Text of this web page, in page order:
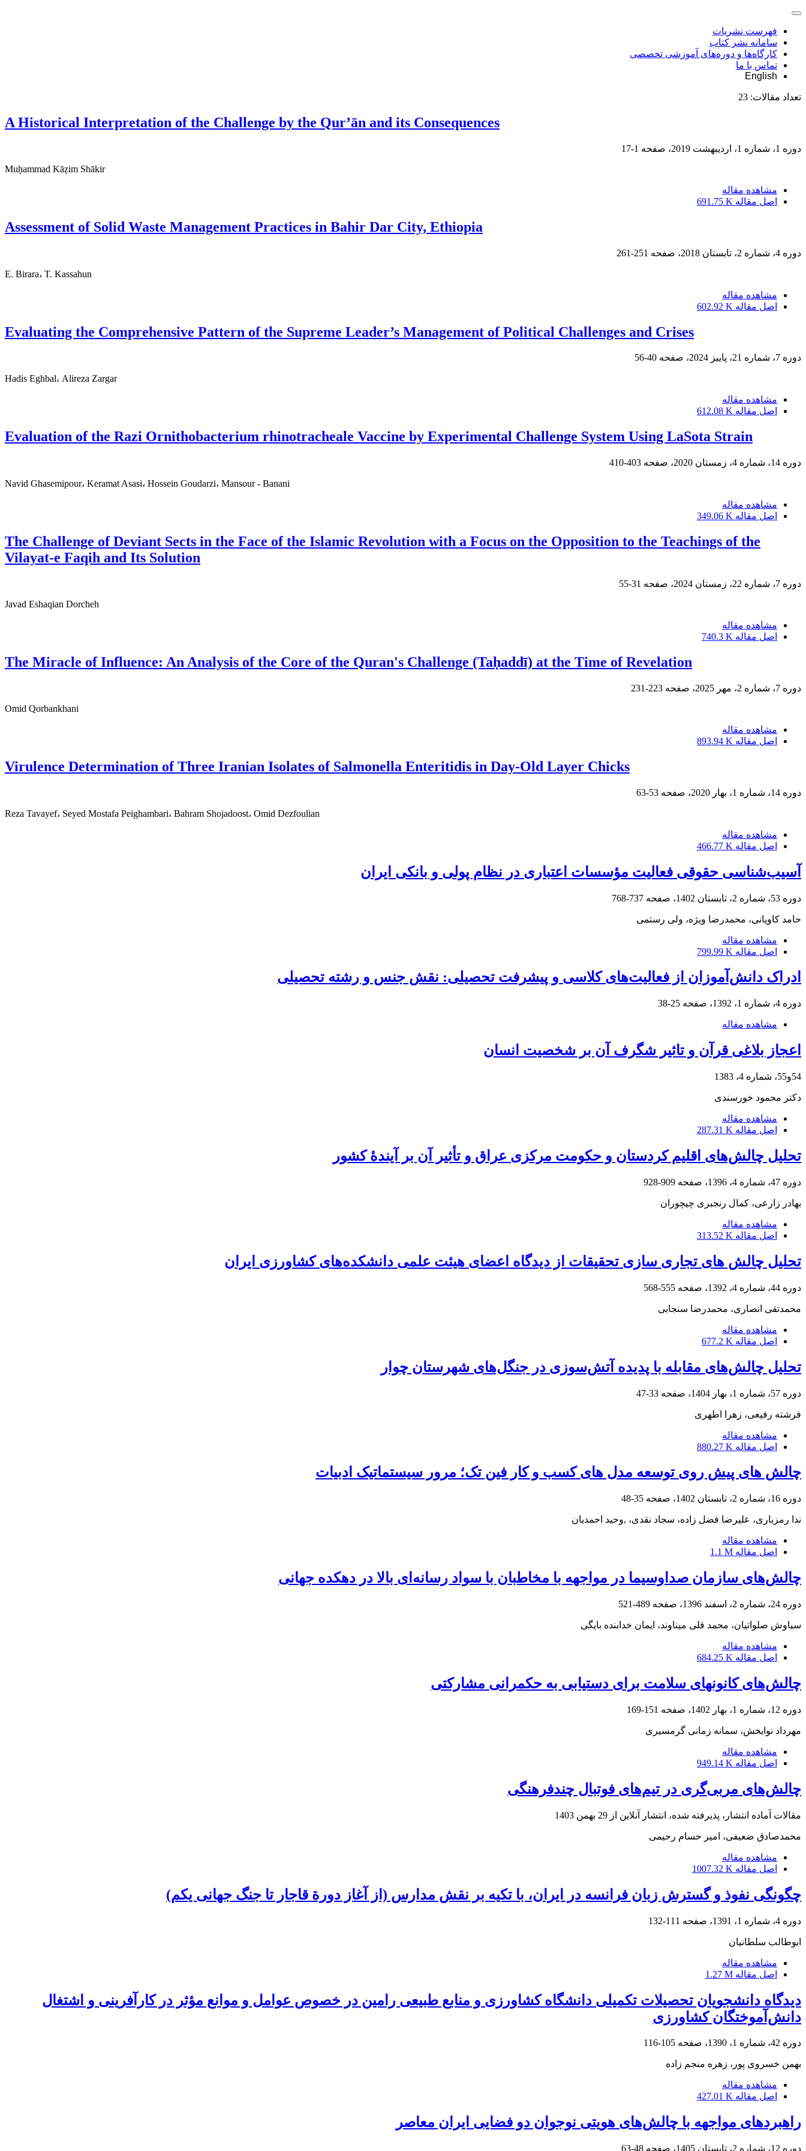
فهرست نشریات
سامانه نشر کتاب
کارگاه‌ها و دوره‌های آموزشی تخصصی
تماس با ما
English
تعداد مقالات: 23
A Historical Interpretation of the Challenge by the Qur’ān and its Consequences
دوره 1، شماره 1، اردیبهشت 2019، صفحه
1-17
Muḥammad Kāẓim Shākir
مشاهده مقاله
اصل مقاله 691.75 K
Assessment of Solid Waste Management Practices in Bahir Dar City, Ethiopia
دوره 4، شماره 2، تابستان 2018، صفحه 251-261
E. Birara، T. Kassahun
مشاهده مقاله
اصل مقاله 602.92 K
Evaluating the Comprehensive Pattern of the Supreme Leader’s Management of Political Challenges and Crises
دوره 7، شماره 21، پاییز 2024، صفحه 40-56
Hadis Eghbal، Alireza Zargar
مشاهده مقاله
اصل مقاله 612.08 K
Evaluation of the Razi Ornithobacterium rhinotracheale Vaccine by Experimental Challenge System Using LaSota Strain
دوره 14، شماره 4، زمستان 2020، صفحه 403-410
Navid Ghasemipour، Keramat Asasi، Hossein Goudarzi، Mansour - Banani
مشاهده مقاله
اصل مقاله 349.06 K
The Challenge of Deviant Sects in the Face of the Islamic Revolution with a Focus on the Opposition to the Teachings of the
Vilayat-e Faqih and Its Solution
دوره 7، شماره 22، زمستان 2024، صفحه
31-55
Javad Eshaqian Dorcheh
مشاهده مقاله
اصل مقاله 740.3 K
The Miracle of Influence: An Analysis of the Core of the Quran's Challenge (Taḥaddī) at the Time of Revelation
دوره 7، شماره 2، مهر 2025، صفحه
223-231
Omid Qorbankhani
مشاهده مقاله
اصل مقاله 893.94 K
Virulence Determination of Three Iranian Isolates of Salmonella Enteritidis in Day-Old Layer Chicks
دوره 14، شماره 1، بهار 2020، صفحه 53-63
Reza Tavayef، Seyed Mostafa Peighambari، Bahram Shojadoost، Omid Dezfoulian
مشاهده مقاله
اصل مقاله 466.77 K
آسیب‌شناسی حقوقی فعالیت مؤسسات اعتباری در نظام پولی و بانکی ایران
دوره 53، شماره 2، تابستان 1402، صفحه 737-768
حامد کاویانی، محمدرضا ویژه، ولی رستمی
مشاهده مقاله
اصل مقاله 799.99 K
ادراک دانش‌آموزان از فعالیت‌های کلاسی و پیشرفت تحصیلی: نقش جنس و رشته تحصیلی
دوره 4، شماره 1، 1392، صفحه 25-38
مشاهده مقاله
اعجاز بلاغی قرآن و تاثیر شگرف آن بر شخصیت انسان
54و55، شماره 4، 1383
دکتر محمود خورسندی
مشاهده مقاله
اصل مقاله 287.31 K
تحلیل چالش‌های اقلیم کردستان و حکومت مرکزی عراق و تأثیر آن بر آیندۀ کشور
دوره 47، شماره 4، 1396، صفحه 909-928
بهادر زارعی، کمال رنجبری چیچوران
مشاهده مقاله
اصل مقاله 313.52 K
تحلیل چالش های تجاری سازی تحقیقات از دیدگاه اعضای هیئت علمی دانشکده‌های کشاورزی ایران
دوره 44، شماره 4، 1392، صفحه 555-568
محمدتقی انصاری، محمدرضا سنجابی
مشاهده مقاله
اصل مقاله 677.2 K
تحلیل چالش‌های مقابله با پدیده آتش‌سوزی در جنگل‌های شهرستان چوار
دوره 57، شماره 1، بهار 1404، صفحه 33-47
فرشته رفیعی، زهرا اطهری
مشاهده مقاله
اصل مقاله 880.27 K
چالش های پیش روی توسعه مدل های کسب و کار فین تک؛ مرور سیستماتیک ادبیات
دوره 16، شماره 2، تابستان 1402، صفحه 35-48
ندا رمزباری، علیرضا فضل زاده، سجاد نقدی، ,وحید احمدیان
مشاهده مقاله
اصل مقاله 1.1 M
چالش‌های سازمان صداوسیما در مواجهه با مخاطبان با سواد رسانه‌ای بالا در دهکده جهانی
دوره 24، شماره 2، اسفند 1396، صفحه 489-521
سیاوش صلواتیان، محمد قلی میناوند، ایمان خدابنده بایگی
مشاهده مقاله
اصل مقاله 684.25 K
چالش‌های کانونهای سلامت برای دستیابی به حکمرانی مشارکتی
دوره 12، شماره 1، بهار 1402، صفحه 151-169
مهرداد نوابخش، سمانه زمانی گرمسیری
مشاهده مقاله
اصل مقاله 949.14 K
چالش‌های مربی‌گری در تیم‌های فوتبال چندفرهنگی
مقالات آماده انتشار، پذیرفته شده، انتشار آنلاین از 29 بهمن 1403
محمدصادق ضعیفی، امیر حسام رحیمی
مشاهده مقاله
اصل مقاله 1007.32 K
چگونگی نفوذ و گسترش زبان فرانسه در ایران، با تکیه بر نقش مدارس (از آغاز دورة قاجار تا جنگ جهانی یکم)
دوره 4، شماره 1، 1391، صفحه 111-132
ابوطالب سلطانیان
مشاهده مقاله
اصل مقاله 1.27 M
دیدگاه دانشجویان تحصیلات تکمیلی دانشگاه کشاورزی و منابع طبیعی رامین در خصوص عوامل و موانع مؤثر در کارآفرینی و اشتغال
دانش‌آموختگان کشاورزی
دوره 42، شماره 1، 1390، صفحه 105-116
بهمن خسروی پور، زهره منجم زاده
مشاهده مقاله
اصل مقاله 427.01 K
راهبردهای مواجهه با چالش‌های هویتی نوجوان دو فضایی ایران معاصر
دوره 12، شماره 2، تابستان 1405، صفحه 48-63